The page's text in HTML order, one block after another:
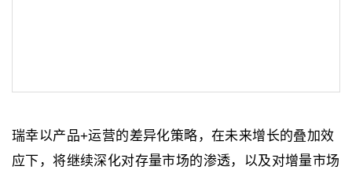
瑞幸以产品+运营的差异化策略，在未来增长的叠加效
应下，将继续深化对存量市场的渗透，以及对增量市场